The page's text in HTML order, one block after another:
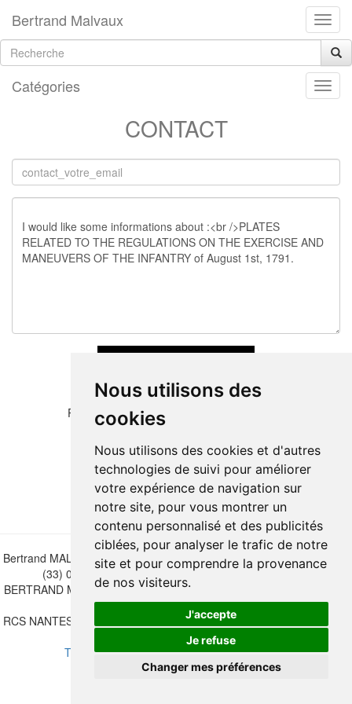
Nous utilisons des
cookies
Nous utilisons des cookies et d'autres
technologies de suivi pour améliorer
votre expérience de navigation sur
notre site, pour vous montrer un
contenu personnalisé et des publicités
ciblées, pour analyser le trafic de notre
site et pour comprendre la provenance
de nos visiteurs.
J'accepte
Je refuse
Changer mes préférences
Bertrand Malvaux
Catégories
CONTACT
Please copy the letters and numbers below:
Bertrand MALVAUX - 22 rue Crébillon, 44000 Nantes - FRANCE - Tél.
(33) 02 40 733 600 — bertrand.malvaux@wanadoo.fr
BERTRAND MALVAUX - ÉDITIONS DU CANONNIER SARL au capital
de 47.000 EUROS
RCS NANTES B 442 295 077 - N° INTRACOMMUNAUTAIRE CEE FR
30 442 295 077
Terms of sales-Update cookies preferences